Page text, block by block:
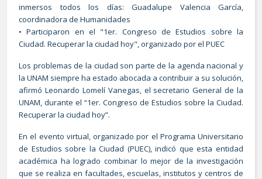
inmersos todos los días: Guadalupe Valencia García,
coordinadora de Humanidades
• Participaron en el "1er. Congreso de Estudios sobre la
Ciudad. Recuperar la ciudad hoy", organizado por el PUEC
Los problemas de la ciudad son parte de la agenda nacional y
la UNAM siempre ha estado abocada a contribuir a su solución,
afirmó Leonardo Lomelí Vanegas, el secretario General de la
UNAM, durante el “1er. Congreso de Estudios sobre la Ciudad.
Recuperar la ciudad hoy”.
En el evento virtual, organizado por el Programa Universitario
de Estudios sobre la Ciudad (PUEC), indicó que esta entidad
académica ha logrado combinar lo mejor de la investigación
que se realiza en facultades, escuelas, institutos y centros de